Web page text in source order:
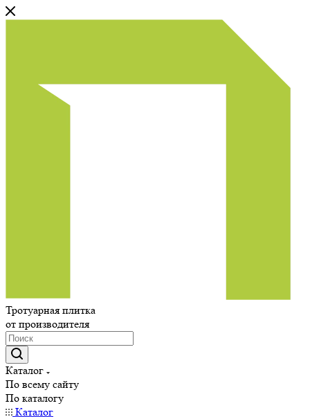
Тротуарная плитка
от производителя
Каталог
По всему сайту
По каталогу
Каталог